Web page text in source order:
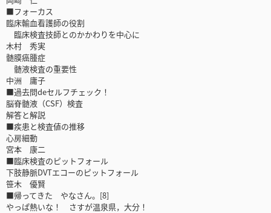
■フォーカス
臨床輸血看護師の役割
臨床検査技師とのかかわりを中心に
木村 秀実
髄膜癌腫症
髄液検査の重要性
中洲 庸子
■過去問deセルフチェック！
脳脊髄液（CSF）検査
解答と解説
■疾患と検査値の推移
心房細動
宮本 康二
■臨床検査のピットフォール
下肢静脈DVTエコーのピットフォール
笹木 優賢
■帰ってきた やなさん。[8]
やっぱ熱いな！ さすが温泉県，大分！